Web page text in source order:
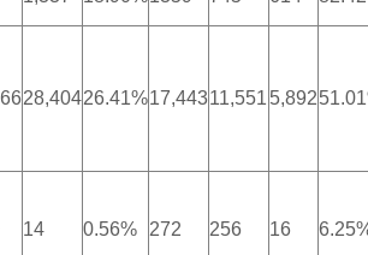
28,40426.41%17,44311,551 5,892
14 0.56% 272 256 16